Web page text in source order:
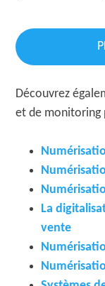
Découvrez
et de monitoring
La
vente